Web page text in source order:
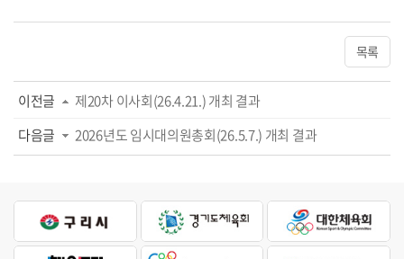
목록
이전글
제20차 이사회(26.4.21.) 개최 결과
다음글
2026년도 임시대의원총회(26.5.7.) 개최 결과